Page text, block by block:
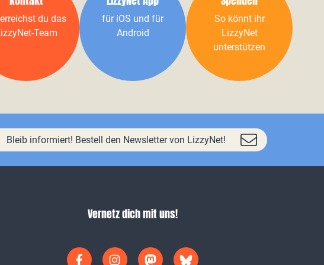
du das
Team
für iOS und für
Android
So könnt ihr
LizzyNet
unterstützen
Bleib informiert! Bestell den Newsletter von LizzyNet!
Vernetz dich mit uns!